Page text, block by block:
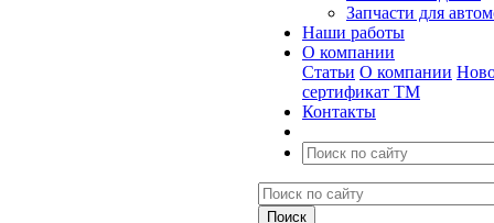
Запчасти для
Наши работы
О компании
Статьи О компании
сертификат ТМ
Контакты